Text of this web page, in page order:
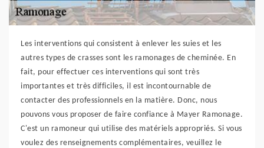
Les interventions qui consistent à enlever les suies et les
autres types de crasses sont les ramonages de cheminée. En
fait, pour effectuer ces interventions qui sont très
importantes et très difficiles, il est incontournable de
contacter des professionnels en la matière. Donc, nous
pouvons vous proposer de faire confiance à Mayer Ramonage.
C'est un ramoneur qui utilise des matériels appropriés. Si vous
voulez des renseignements complémentaires, veuillez le